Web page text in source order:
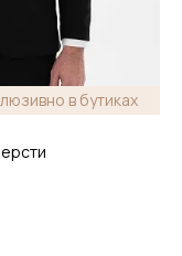
в бутиках